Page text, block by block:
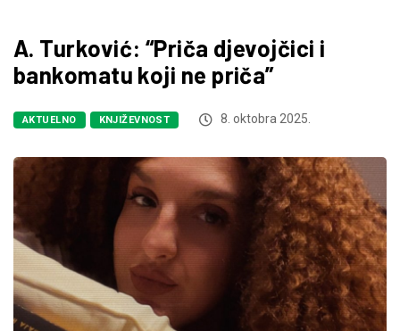
A. Turković: “Priča djevojčici i
bankomatu koji ne priča”
AKTUELNO KNJIŽEVNOST 8. oktobra 2025.